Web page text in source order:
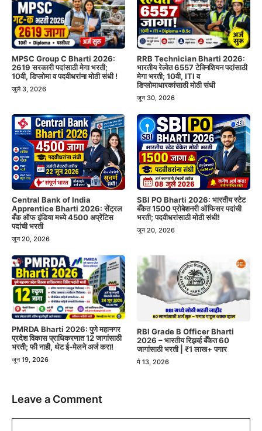
MPSC Group C Bharti 2026:
2619 सरकारी पदांसाठी मेगा भरती;
10वी, डिप्लोमा व पदवीधरांना मोठी संधी !
जुलै 3, 2026
RRB Technician Bharti 2026:
भारतीय रेल्वेत 6557 टेक्निशियन पदांसाठी
मेगा भरती; 10वी, ITI व
डिप्लोमाधारकांसाठी मोठी संधी
जून 30, 2026
Central Bank of India
Apprentice Bharti 2026: सेंट्रल
बँक ऑफ इंडिया मध्ये 4500 अप्रेंटिस
पदांची भरती
जून 20, 2026
SBI PO Bharti 2026: भारतीय स्टेट
बँकेत 1500 प्रोबेशनरी ऑफिसर पदांची
भरती; पदवीधरांसाठी मोठी संधी!
जून 20, 2026
PMRDA Bharti 2026: पुणे महानगर
प्रदेश विकास प्राधिकरणात 12 जागांसाठी
भरती; फी नाही, थेट ई-मेलने अर्ज करा!
जून 19, 2026
RBI Grade B Officer Bharti
2026 – भारतीय रिझर्व्ह बँकेत 60
जागांसाठी भरती | ₹1 लाख+ पगार
मे 13, 2026
Leave a Comment